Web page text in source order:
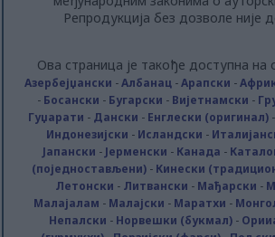
Репродукција без дозволе није
Ова страница је такође доступна на
Азербејџански -Албанац -Арапски -
- Босански - Бугарски - Вијетнамски -
Гуџарати - Дански - Енглески (оригинал)-
Индонезијски - Исландски -
Јапански - Јерменски - Канада -
(поједностављени) - Кинески
Летонски - Литвански - Мађарски -
Малајалам - Малајски - Маратхи -
Непалски - Норвешки (букмал)-